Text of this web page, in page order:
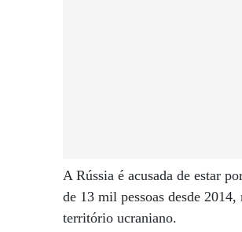
A Rússia é acusada de estar
de 13 mil pessoas desde
território ucraniano.